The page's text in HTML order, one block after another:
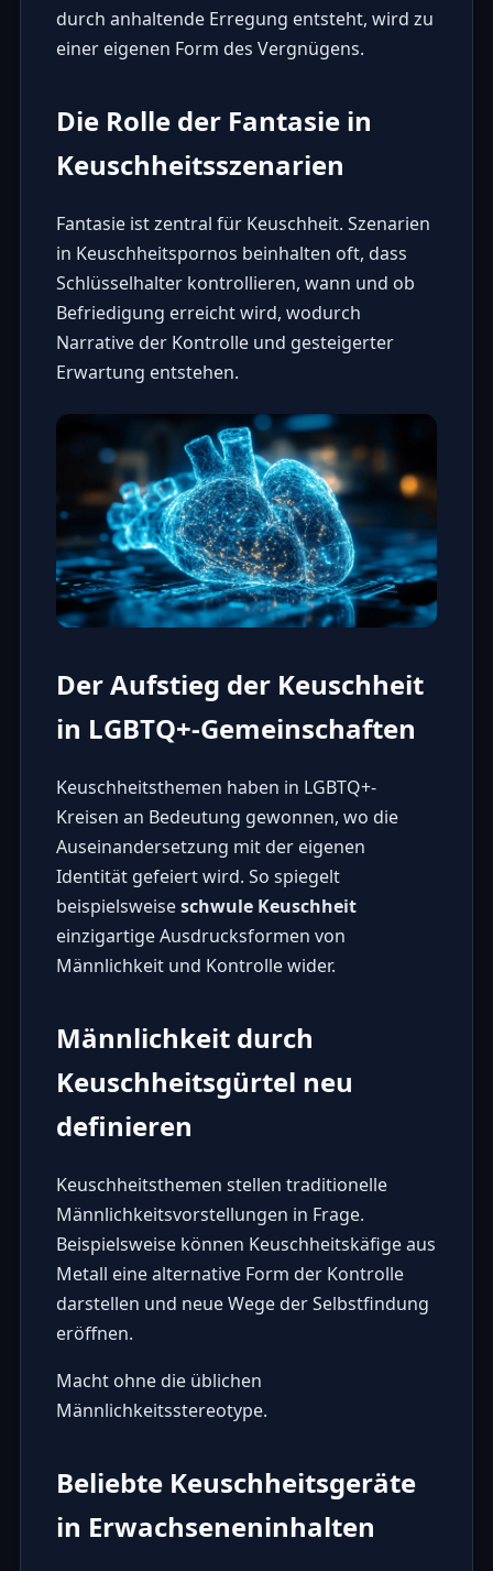
durch anhaltende Erregung entsteht, wird zu
einer eigenen Form des Vergnügens.
Die Rolle der Fantasie in
Keuschheitsszenarien
Fantasie ist zentral für Keuschheit. Szenarien
in Keuschheitspornos beinhalten oft, dass
Schlüsselhalter kontrollieren, wann und ob
Befriedigung erreicht wird, wodurch
Narrative der Kontrolle und gesteigerter
Erwartung entstehen.
Der Aufstieg der Keuschheit
in LGBTQ+-Gemeinschaften
Keuschheitsthemen haben in LGBTQ+-
Kreisen an Bedeutung gewonnen, wo die
Auseinandersetzung mit der eigenen
Identität gefeiert wird. So spiegelt
beispielsweiseschwule Keuschheit
einzigartige Ausdrucksformen von
Männlichkeit und Kontrolle wider.
Männlichkeit durch
Keuschheitsgürtel neu
definieren
Keuschheitsthemen stellen traditionelle
Männlichkeitsvorstellungen in Frage.
Beispielsweise können Keuschheitskäfige aus
Metall eine alternative Form der Kontrolle
darstellen und neue Wege der Selbstfindung
eröffnen.
Macht ohne die üblichen
Männlichkeitsstereotype.
Beliebte Keuschheitsgeräte
in Erwachseneninhalten